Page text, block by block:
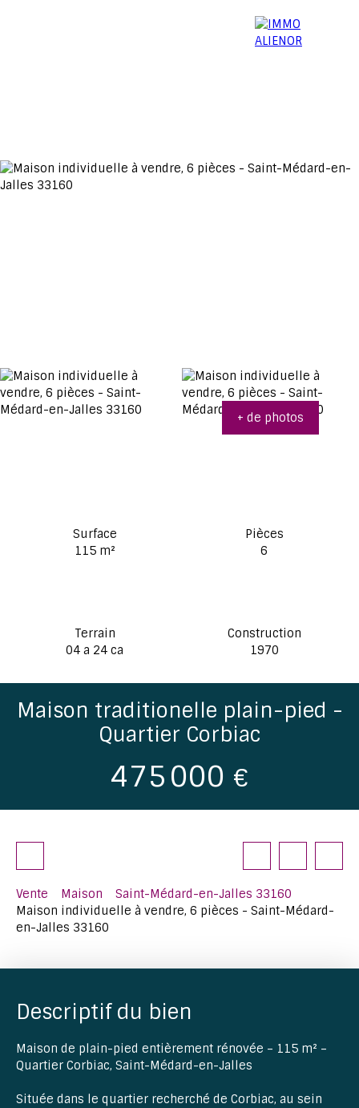
+ de photos
Surface
115 m²
Pièces
6
Terrain
04 a 24 ca
Construction
1970
Maison traditionelle plain-pied -
Quartier Corbiac
475 000 €
Vente Maison
Saint-Médard-en-Jalles 33160
Maison individuelle à vendre, 6 pièces - Saint-Médard-
en-Jalles 33160
Descriptif du bien
Maison de plain-pied entièrement rénovée – 115 m² –
Quartier Corbiac, Saint-Médard-en-Jalles
Située dans le quartier recherché de Corbiac, au sein